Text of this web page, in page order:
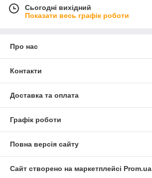
Сьогодні вихідний
Показати весь графік роботи
Про нас
Контакти
Доставка та оплата
Графік роботи
Повна версія сайту
Сайт створено на маркетплейсі Prom.ua